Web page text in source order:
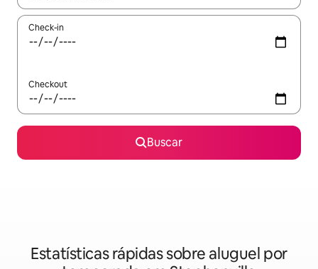
Check-in
Checkout
Buscar
Estatísticas rápidas sobre aluguel por